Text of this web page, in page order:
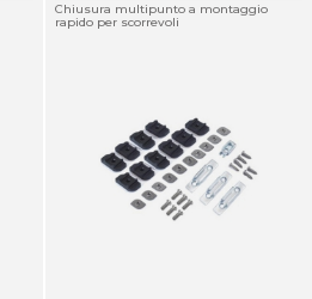
Chiusura multipunto a montaggio
rapido per scorrevoli